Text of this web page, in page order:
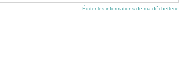
Éditer les informations de ma déchetterie